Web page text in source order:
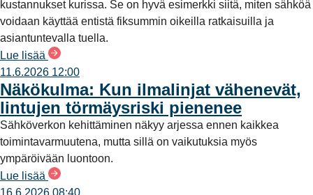
kustannukset kurissa. Se on hyvä esimerkki siitä, miten sähköä
voidaan käyttää entistä fiksummin oikeilla ratkaisuilla ja
asiantuntevalla tuella.
Lue lisää
11.6.2026 12:00
Näkökulma: Kun ilmalinjat vähenevät,
lintujen törmäysriski pienenee
Sähköverkon kehittäminen näkyy arjessa ennen kaikkea
toimintavarmuutena, mutta sillä on vaikutuksia myös
ympäröivään luontoon.
Lue lisää
16.6.2026 08:40